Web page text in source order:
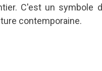
C'est un symbole
contemporaine.